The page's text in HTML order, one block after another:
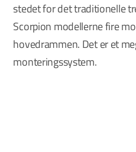
stedet for det traditionelle
Scorpion modellerne fire
hovedrammen. Det er et
monteringssystem.